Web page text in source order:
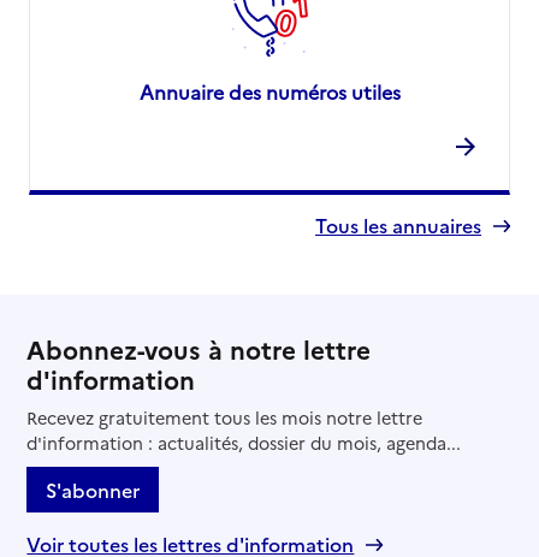
Annuaire des numéros utiles
Tous les annuaires
Abonnez-vous à notre lettre
d'information
Recevez gratuitement tous les mois notre lettre
d'information : actualités, dossier du mois, agenda...
S'abonner
Voir toutes les lettres d'information